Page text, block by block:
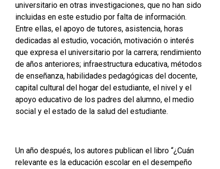
universitario en otras investigaciones, que no han sido
incluidas en este estudio por falta de información.
Entre ellas, el apoyo de tutores, asistencia, horas
dedicadas al estudio, vocación, motivación o interés
que expresa el universitario por la carrera; rendimiento
de años anteriores; infraestructura educativa, métodos
de enseñanza, habilidades pedagógicas del docente,
capital cultural del hogar del estudiante, el nivel y el
apoyo educativo de los padres del alumno, el medio
social y el estado de la salud del estudiante.
Un año después, los autores publican el libro “¿Cuán
relevante es la educación escolar en el desempeño